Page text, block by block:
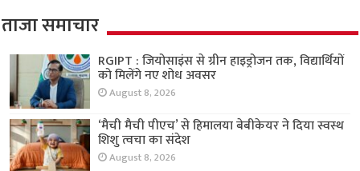
ताजा समाचार
RGIPT : जियोसाइंस से ग्रीन हाइड्रोजन तक, विद्यार्थियों
को मिलेंगे नए शोध अवसर
August 8, 2026
‘मैची मैची पीएच’ से हिमालया बेबीकेयर ने दिया स्वस्थ
शिशु त्वचा का संदेश
August 8, 2026